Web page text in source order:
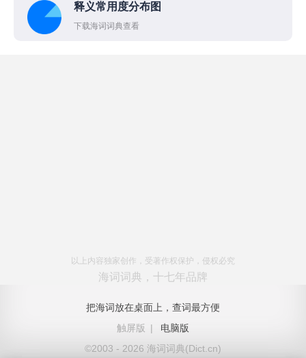
释义常用度分布图
下载海词词典查看
以上内容独家创作，受著作权保护，侵权必究
海词词典，十七年品牌
把海词放在桌面上，查词最方便
触屏版
|
电脑版
©2003 - 2026 海词词典(Dict.cn)